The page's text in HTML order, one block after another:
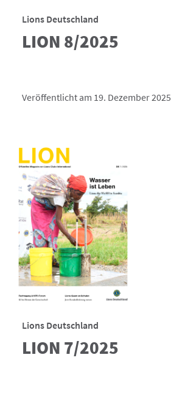
Lions Deutschland
LION 8/2025
Veröffentlicht am 19. Dezember 2025
Lions Deutschland
LION 7/2025